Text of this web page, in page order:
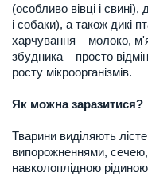
(особливо вівці і
і собаки), а також дикі
харчування – молоко,
збудника – просто
росту мікроорганізмів.
Як можна заразитися?
Тварини виділяють
випорожненнями,
навколоплідною